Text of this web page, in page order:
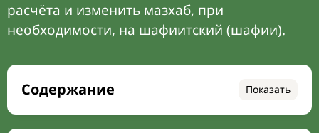
расчёта и изменить мазхаб, при
необходимости, на шафиитский (шафии).
Содержание Показать
Время намаза на сегодня